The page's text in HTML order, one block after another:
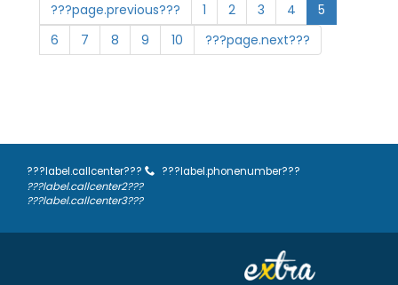
???page.previous???
1 2 3 4
5
6
7 8 9 10 ???page.next???
???label.callcenter???
???label.phonenumber???
???label.callcenter2???
???label.callcenter3???